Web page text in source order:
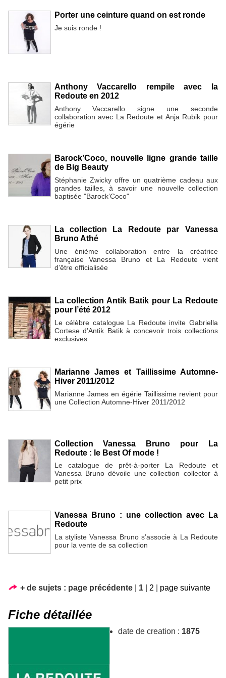
Porter une ceinture quand on est ronde
Je suis ronde !
Anthony Vaccarello rempile avec la
Redoute en 2012
Anthony Vaccarello signe une seconde
collaboration avec La Redoute et Anja Rubik pour
égérie
Barock’Coco, nouvelle ligne grande taille
de Big Beauty
Stéphanie Zwicky offre un quatrième cadeau aux
grandes tailles, à savoir une nouvelle collection
baptisée "Barock’Coco"
La collection La Redoute par Vanessa
Bruno Athé
Une énième collaboration entre la créatrice
française Vanessa Bruno et La Redoute vient
d’être officialisée
La collection Antik Batik pour La Redoute
pour l’été 2012
Le célèbre catalogue La Redoute invite Gabriella
Cortese d’Antik Batik à concevoir trois collections
exclusives
Marianne James et Taillissime Automne-
Hiver 2011/2012
Marianne James en égérie Taillissime revient pour
une Collection Automne-Hiver 2011/2012
Collection Vanessa Bruno pour La
Redoute : le Best Of mode !
Le catalogue de prêt-à-porter La Redoute et
Vanessa Bruno dévoile une collection collector à
petit prix
Vanessa Bruno : une collection avec La
Redoute
La styliste Vanessa Bruno s’associe à La Redoute
pour la vente de sa collection
+ de sujets : page précédente 1 2 page suivante
Fiche détaillée
date de creation : 1875